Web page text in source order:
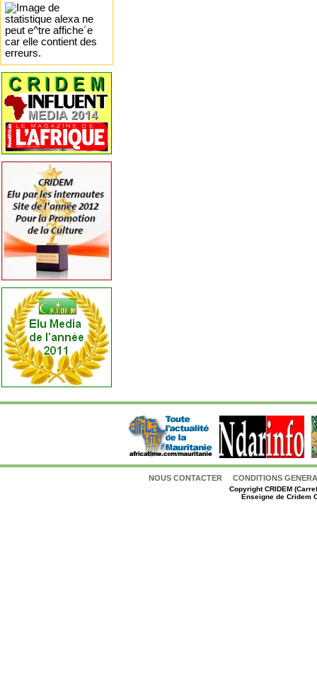
NOUS CONTACTER CONDITIONS
CopyrightCRIDEM
Enseigne de Cridem